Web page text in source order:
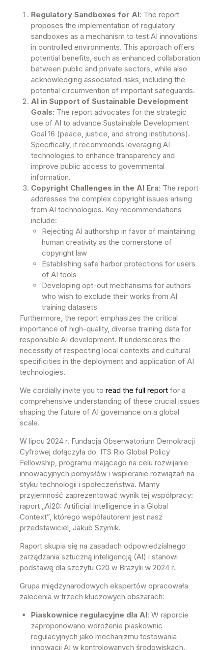
Regulatory Sandboxes for AI: The report
proposes the implementation of regulatory
sandboxes as a mechanism to test AI innovations
in controlled environments. This approach offers
potential benefits, such as enhanced collaboration
between public and private sectors, while also
acknowledging associated risks, including the
potential circumvention of important safeguards.
AI in Support of Sustainable Development
Goals: The report advocates for the strategic
use of AI to advance Sustainable Development
Goal 16 (peace, justice, and strong institutions).
Specifically, it recommends leveraging AI
technologies to enhance transparency and
improve public access to governmental
information.
Copyright Challenges in the AI Era: The report
addresses the complex copyright issues arising
from AI technologies. Key recommendations
include:
Rejecting AI authorship in favor of maintaining
human creativity as the cornerstone of
copyright law
Establishing safe harbor protections for users
of AI tools
Developing opt-out mechanisms for authors
who wish to exclude their works from AI
training datasets
Furthermore, the report emphasizes the critical
importance of high-quality, diverse training data for
responsible AI development. It underscores the
necessity of respecting local contexts and cultural
specificities in the deployment and application of AI
technologies.
We cordially invite you to read the full report for a
comprehensive understanding of these crucial issues
shaping the future of AI governance on a global
scale.
W lipcu 2024 r. Fundacja Obserwatorium Demokracji
Cyfrowej dołączyła do ITS Rio Global Policy
Fellowship, programu mającego na celu rozwijanie
innowacyjnych pomysłów i wspieranie rozwiązań na
styku technologii i społeczeństwa. Mamy
przyjemność zaprezentować wynik tej współpracy:
raport „AI20: Artificial Intelligence in a Global
Context”, którego współautorem jest nasz
przedstawiciel, Jakub Szymik.
Raport skupia się na zasadach odpowiedzialnego
zarządzania sztuczną inteligencją (AI) i stanowi
podstawę dla szczytu G20 w Brazylii w 2024 r.
Grupa międzynarodowych ekspertów opracowała
zalecenia w trzech kluczowych obszarach:
Piaskownice regulacyjne dla AI: W raporcie
zaproponowano wdrożenie piaskownic
regulacyjnych jako mechanizmu testowania
innowacji AI w kontrolowanych środowiskach.